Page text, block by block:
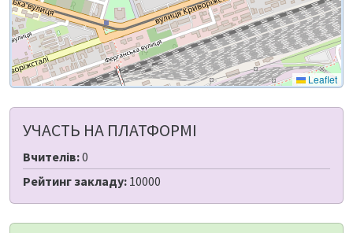
Leaflet
УЧАСТЬ НА ПЛАТФОРМІ
Вчителів:0
Рейтинг закладу: 10000